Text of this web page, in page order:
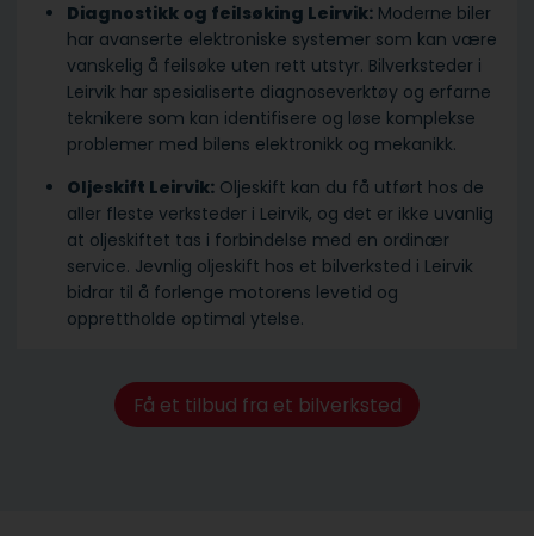
Diagnostikk og feilsøking Leirvik: Moderne biler
har avanserte elektroniske systemer som kan være
vanskelig å feilsøke uten rett utstyr. Bilverksteder i
Leirvik har spesialiserte diagnoseverktøy og erfarne
teknikere som kan identifisere og løse komplekse
problemer med bilens elektronikk og mekanikk.
Oljeskift Leirvik: Oljeskift kan du få utført hos de
aller fleste verksteder i Leirvik, og det er ikke uvanlig
at oljeskiftet tas i forbindelse med en ordinær
service. Jevnlig oljeskift hos et bilverksted i Leirvik
bidrar til å forlenge motorens levetid og
opprettholde optimal ytelse.
Få et tilbud fra et bilverksted